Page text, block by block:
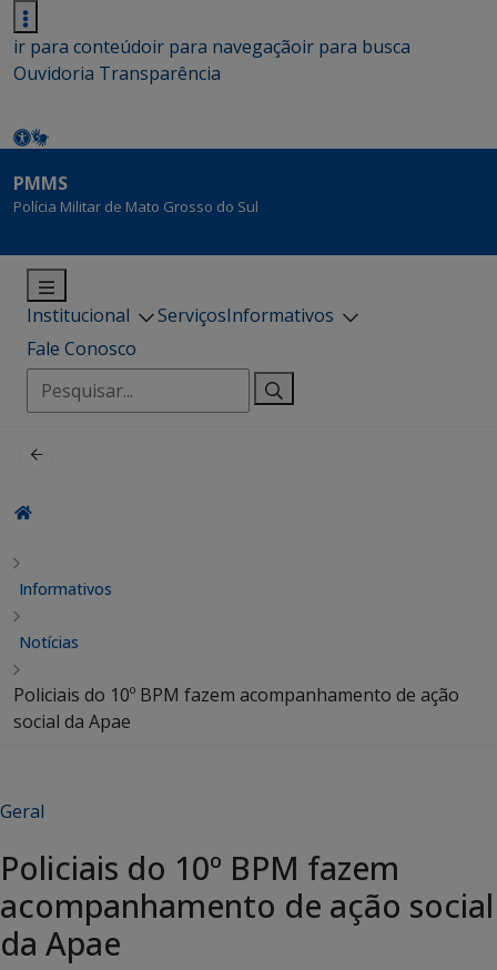
ir para conteúdoir para navegaçãoir para busca
Ouvidoria Transparência
PMMS
Polícia Militar de Mato Grosso do Sul
Institucional ServiçosInformativos
Fale Conosco
Pesquisar
por:
Informativos
Notícias
Policiais do 10º BPM fazem acompanhamento de ação
social da Apae
Geral
Policiais do 10º BPM fazem
acompanhamento de ação social
da Apae